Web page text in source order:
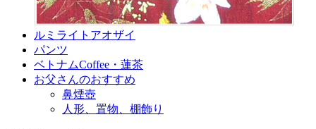
ルミライトアオザイ
パンツ
ベトナムCoffee・蓮茶
お父さんのおすすめ
鼻煙壺
人形、置物、棚飾り